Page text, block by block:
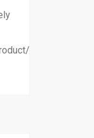
cytotec-